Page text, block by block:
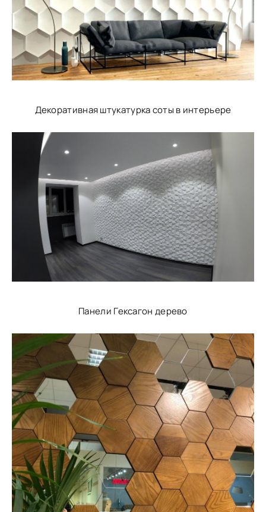
Декоративная штукатурка соты в интерьере
Панели Гексагон дерево